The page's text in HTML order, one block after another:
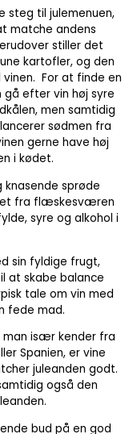
steg til julemenuen,
matche andens
stiller det
kartofler, og den
For at finde en
gå efter vin høj syre
men samtidig
sødmen fra
gerne have høj
i kødet.
sprøde
fra flæskesværen
syre og alkohol i
sin fyldige frugt,
at skabe balance
tale om vin med
fede mad.
man især kender fra
Spanien, er vine
juleanden godt.
også den
bud på en god